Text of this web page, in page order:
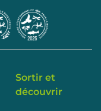
Sortir et
découvrir